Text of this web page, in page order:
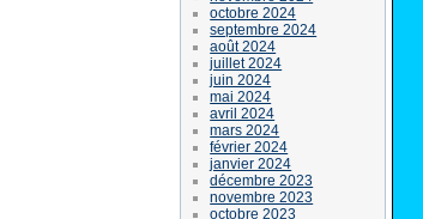
octobre 2024
septembre 2024
août 2024
juillet 2024
juin 2024
mai 2024
avril 2024
mars 2024
février 2024
janvier 2024
décembre 2023
novembre 2023
octobre 2023